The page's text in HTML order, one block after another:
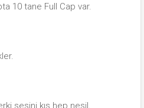
10 tane Full Cap var.
sesini kıs hep nesil.